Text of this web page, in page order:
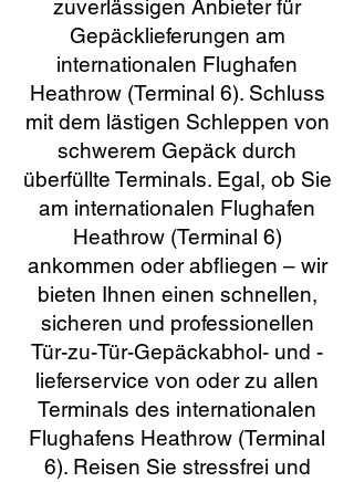
zuverlässigen Anbieter für
Gepäcklieferungen am
internationalen Flughafen
Heathrow (Terminal 6). Schluss
mit dem lästigen Schleppen von
schwerem Gepäck durch
überfüllte Terminals. Egal, ob Sie
am internationalen Flughafen
Heathrow (Terminal 6)
ankommen oder abfliegen – wir
bieten Ihnen einen schnellen,
sicheren und professionellen
Tür-zu-Tür-Gepäckabhol- und -
lieferservice von oder zu allen
Terminals des internationalen
Flughafens Heathrow (Terminal
6). Reisen Sie stressfrei und